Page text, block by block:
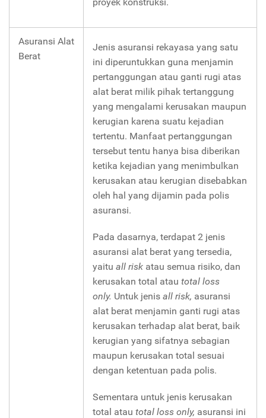
Asuransi Alat
Berat
Jenis asuransi rekayasa yang satu
ini diperuntukkan guna menjamin
pertanggungan atau ganti rugi atas
alat berat milik pihak tertanggung
yang mengalami kerusakan maupun
kerugian karena suatu kejadian
tertentu. Manfaat pertanggungan
tersebut tentu hanya bisa diberikan
ketika kejadian yang menimbulkan
kerusakan atau kerugian disebabkan
oleh hal yang dijamin pada polis
asuransi.
Pada dasarnya, terdapat 2 jenis
asuransi alat berat yang tersedia,
yaitu all risk atau semua risiko, dan
kerusakan total atau total loss
only. Untuk jenis all risk, asuransi
alat berat menjamin ganti rugi atas
kerusakan terhadap alat berat, baik
kerugian yang sifatnya sebagian
maupun kerusakan total sesuai
dengan ketentuan pada polis.
Sementara untuk jenis kerusakan
total atau total loss only, asuransi ini